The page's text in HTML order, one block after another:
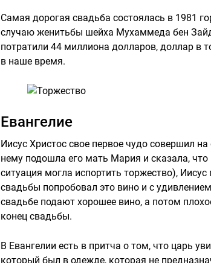
Самая дорогая свадьба состоялась в 1981
случаю женитьбы шейха Мухаммеда бен
потратили 44 миллиона долларов, доллар в
в наше время.
Евангелие
Иисус Христос свое первое чудо совершил
нему подошла его мать Мария и сказала, что
ситуация могла испортить торжество),
свадьбы попробовал это вино и с
свадьбе подают хорошее вино, а потом
конец свадьбы.
В Евангелии есть в притча о том, что царь
который был в одежде, которая не